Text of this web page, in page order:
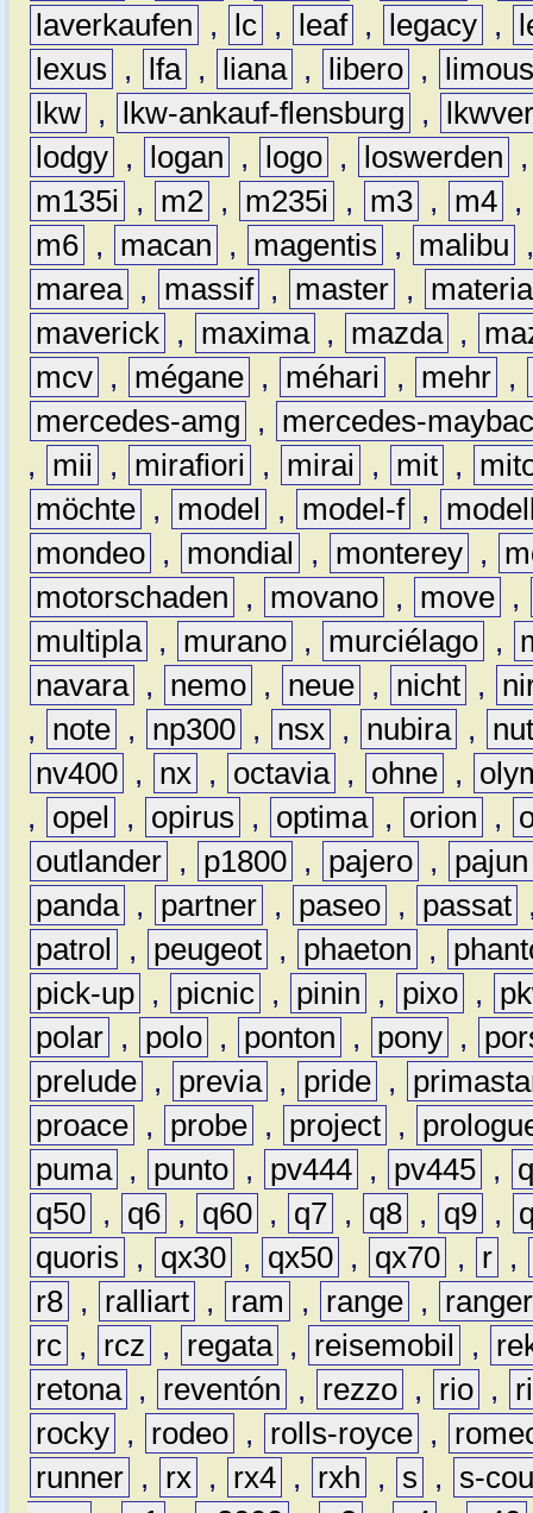
laverkaufen
, lc , leaf , legacy ,
lexus
, lfa , liana , libero ,
lkw , lkw-ankauf-flensburg ,
lodgy , logan , logo , loswerden
m135i
, m2 , m235i , m3 , m4 ,
m6 , macan , magentis , malibu
marea , massif , master ,
materia
maverick , maxima , mazda ,
mcv , mégane , méhari , mehr ,
mercedes-amg
,
mercedes-
,
mii , mirafiori , mirai , mit ,
möchte , model , model-f ,
mondeo , mondial , monterey ,
motorschaden
, movano , move ,
multipla , murano , murciélago ,
navara , nemo , neue , nicht ,
,
note , np300 , nsx , nubira ,
nv400 , nx , octavia , ohne ,
,
opel , opirus , optima , orion ,
outlander , p1800 , pajero ,
pajun
panda , partner , paseo , passat
patrol
, peugeot , phaeton ,
pick-up , picnic , pinin , pixo ,
polar , polo , ponton , pony ,
prelude , previa , pride ,
proace , probe , project ,
puma , punto , pv444 , pv445 ,
q50 , q6 , q60 , q7 , q8 , q9 ,
quoris
, qx30 , qx50 , qx70 , r ,
r8 , ralliart , ram , range ,
ranger
rc , rcz , regata , reisemobil ,
retona , reventón , rezzo , rio ,
rocky , rodeo , rolls-royce ,
runner , rx , rx4 , rxh , s ,
s-